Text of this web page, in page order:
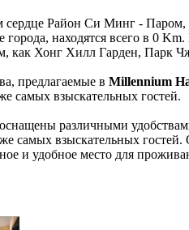
сердце Район Си Минг - Паром,
города, находятся всего в 0
как Хонг Хилл Гарден, Парк
предлагаемые в Millennium
самых взыскательных гостей.
различными
самых взыскательных
и удобное место для